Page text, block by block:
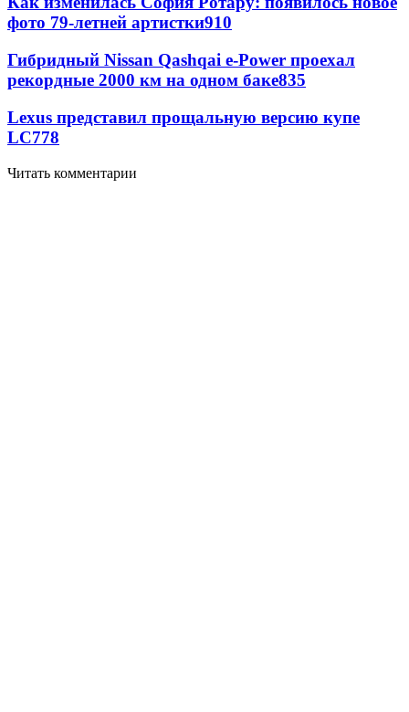
фото 79-летней артистки910
Гибридный Nissan Qashqai e-Power проехал
рекордные 2000 км на одном баке835
Lexus представил прощальную версию купе
LC778
Читать комментарии